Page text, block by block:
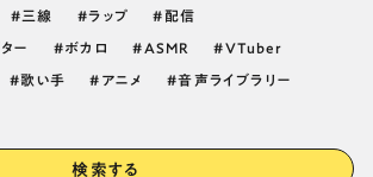
三線 ラップ 配信
ー ボカロ ASMR VTuber
歌い手 アニメ 音声ライブラリー
検索する